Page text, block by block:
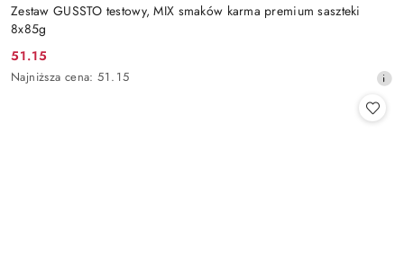
Zestaw GUSSTO testowy, MIX smaków karma premium saszteki
8x85g
Cena
promocyjna:
51.15
Najniższa
Najniższa cena: 51.15